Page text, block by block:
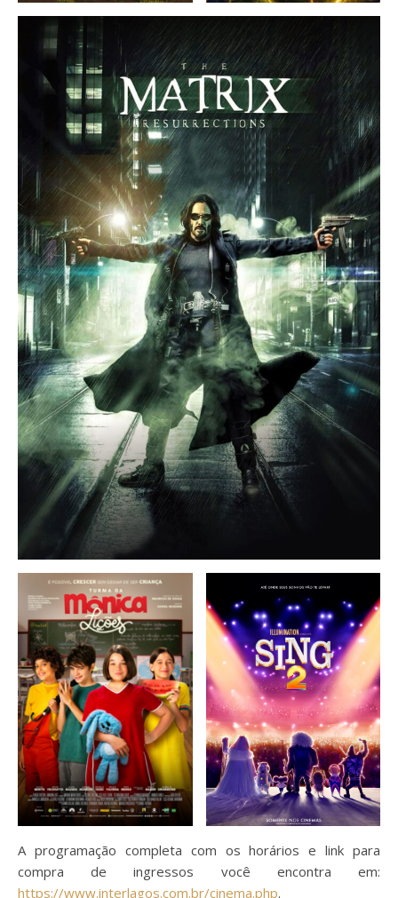
A programação completa com os horários e link para
compra de ingressos você encontra em:
https://www.interlagos.com.br/cinema.php.